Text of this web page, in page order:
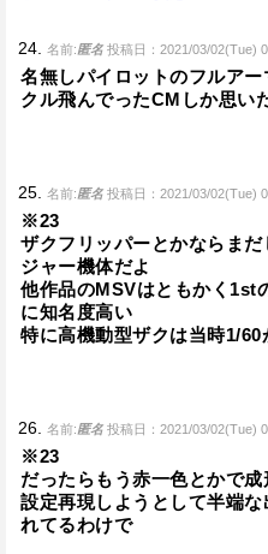
24. 名前:匿名 投稿日：2021/03/02(Tue)
名無しパイロットのフルア
クル飛んでったCMしか思い
25. 名前:匿名 投稿日：2021/03/02(Tue)
※23
ザクフリッパーとかならま
ジャー機体だよ
他作品のMSVはともかく1st
に知名度高い
特に高機動型ザクは当時1/
26. 名前:匿名 投稿日：2021/03/02(Tue)
※23
だったらもう赤一色とかで成
設定再現しようとして半端
れてるわけで